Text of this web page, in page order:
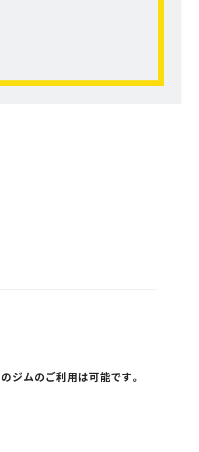
ジムのご利用は可能です。